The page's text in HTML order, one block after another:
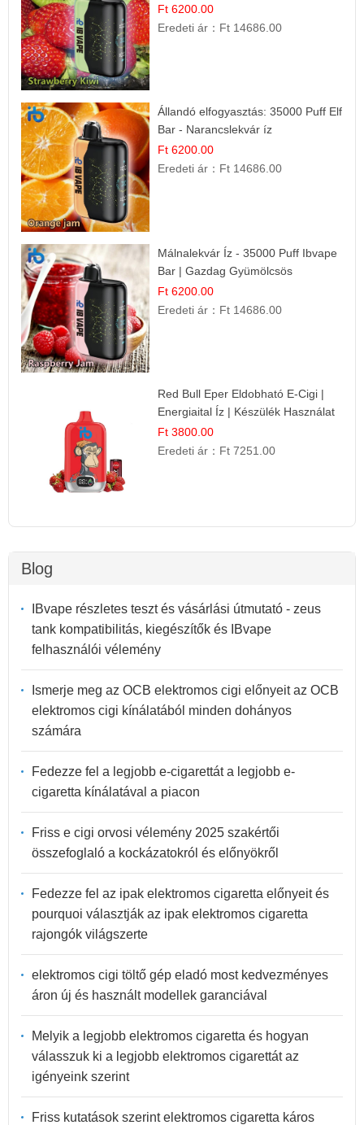
Ft 6200.00
Eredeti ár： Ft 14686.00
Állandó elfogyasztás: 35000 Puff Elf
Bar - Narancslekvár íz
Ft 6200.00
Eredeti ár： Ft 14686.00
Málnalekvár Íz - 35000 Puff Ibvape
Bar | Gazdag Gyümölcsös
Ízélmény!
Ft 6200.00
Eredeti ár： Ft 14686.00
Red Bull Eper Eldobható E-Cigi |
Energiaital Íz | Készülék Használat
Ft 3800.00
Eredeti ár： Ft 7251.00
Blog
IBvape részletes teszt és vásárlási útmutató - zeus
tank kompatibilitás, kiegészítők és IBvape
felhasználói vélemény
Ismerje meg az OCB elektromos cigi előnyeit az OCB
elektromos cigi kínálatából minden dohányos
számára
Fedezze fel a legjobb e-cigarettát a legjobb e-
cigaretta kínálatával a piacon
Friss e cigi orvosi vélemény 2025 szakértői
összefoglaló a kockázatokról és előnyökről
Fedezze fel az ipak elektromos cigaretta előnyeit és
pourquoi választják az ipak elektromos cigaretta
rajongók világszerte
elektromos cigi töltő gép eladó most kedvezményes
áron új és használt modellek garanciával
Melyik a legjobb elektromos cigaretta és hogyan
válasszuk ki a legjobb elektromos cigarettát az
igényeink szerint
Friss kutatások szerint elektromos cigaretta káros